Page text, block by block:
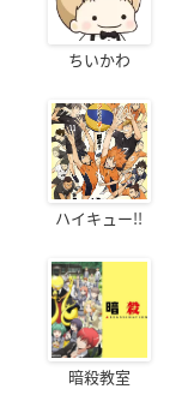
ちいかわ
ハイキュー!!
暗殺教室